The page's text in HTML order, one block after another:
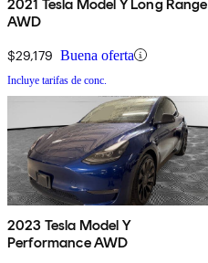
2021 Tesla Model Y Long Range
AWD
$29,179 Buena oferta
Incluye tarifas de conc.
2023 Tesla Model Y
Performance AWD